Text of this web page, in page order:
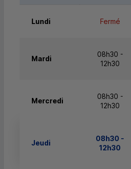
Lundi Fermé
Mardi
08h30 -
12h30
Mercredi
08h30 -
12h30
Jeudi
08h30 -
12h30